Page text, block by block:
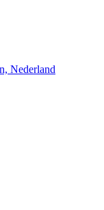
Nederland